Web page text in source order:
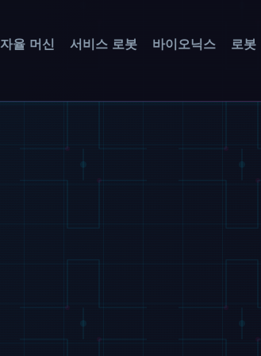
자율 머신 서비스 로봇 바이오닉스 로봇